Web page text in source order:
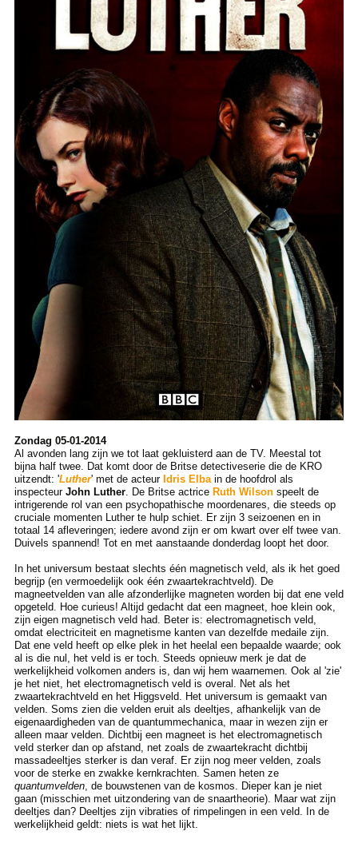
Zondag 05-01-2014
Al avonden lang zijn we tot laat gekluisterd aan de TV. Meestal tot
bijna half twee. Dat komt door de Britse detectiveserie die de KRO
uitzendt: 'Luther' met de acteur Idris Elbain de hoofdrol als
inspecteur John Luther. De Britse actrice Ruth Wilsonspeelt de
intrigerende rol van een psychopathische moordenares, die steeds op
cruciale momenten Luther te hulp schiet. Er zijn 3 seizoenen en in
totaal 14 afleveringen; iedere avond zijn er om kwart over elf twee van.
Duivels spannend! Tot en met aanstaande donderdag loopt het door.
In het universum bestaat slechts één magnetisch veld, als ik het goed
begrijp (en vermoedelijk ook één zwaartekrachtveld). De
magneetvelden van alle afzonderlijke magneten worden bij dat ene veld
opgeteld. Hoe curieus! Altijd gedacht dat een magneet, hoe klein ook,
zijn eigen magnetisch veld had. Beter is: electromagnetisch veld,
omdat electriciteit en magnetisme kanten van dezelfde medaile zijn.
Dat ene veld heeft op elke plek in het heelal een bepaalde waarde; ook
al is die nul, het veld is er toch. Steeds opnieuw merk je dat de
werkelijkheid volkomen anders is, dan wij hem waarnemen. Ook al 'zie'
je het niet, het electromagnetisch veld is overal. Net als het
zwaartekrachtveld en het Higgsveld. Het universum is gemaakt van
velden. Soms zien die velden eruit als deeltjes, afhankelijk van de
eigenaardigheden van de quantummechanica, maar in wezen zijn er
alleen maar velden. Dichtbij een magneet is het electromagnetisch
veld sterker dan op afstand, net zoals de zwaartekracht dichtbij
massadeeltjes sterker is dan veraf. Er zijn nog meer velden, zoals
voor de sterke en zwakke kernkrachten. Samen heten ze
quantumvelden, de bouwstenen van de kosmos. Dieper kan je niet
gaan (misschien met uitzondering van de snaartheorie). Maar wat zijn
deeltjes dan? Deeltjes zijn vibraties of rimpelingen in een veld. In de
werkelijkheid geldt: niets is wat het lijkt.